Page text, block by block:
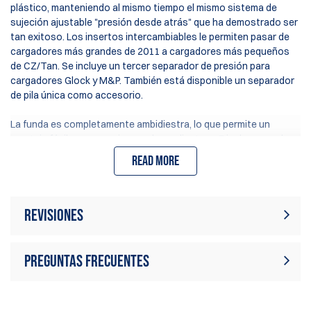
plástico, manteniendo al mismo tiempo el mismo sistema de
sujeción ajustable "presión desde atrás" que ha demostrado ser
tan exitoso. Los insertos intercambiables le permiten pasar de
cargadores más grandes de 2011 a cargadores más pequeños
de CZ/Tan. Se incluye un tercer separador de presión para
cargadores Glock y M&P. También está disponible un separador
de pila única como accesorio.
La funda es completamente ambidiestra, lo que permite un
montaje fácil para usuarios zurdos o diestros. E incluso puede
montar la funda a 90 grados del cuerpo, al igual que en la versión
placa de acero minimalista, que elimina la separación entre su
aluminio, ya que simplemente no se pudo lograr en plástico en
este tamaño. Sin embargo, la funda se puede ajustar para
Read more
Revisiones
Actualmente no hay reseñas de
productos. Sé el primero en escribir
Preguntas frecuentes